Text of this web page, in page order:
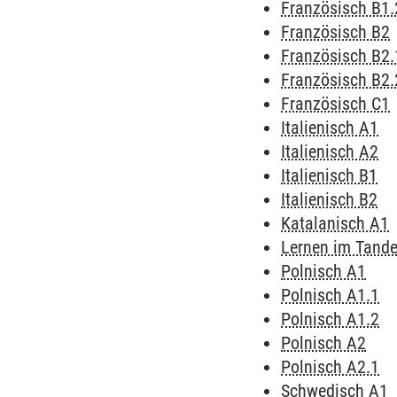
Französisch
Französisch B2
Französisch
Französisch
Französisch C1
Italienisch A1
Italienisch A2
Italienisch B1
Italienisch B2
Katalanisch A1
Lernen im
Polnisch A1
Polnisch A1.1
Polnisch A1.2
Polnisch A2
Polnisch A2.1
Schwedisch A1